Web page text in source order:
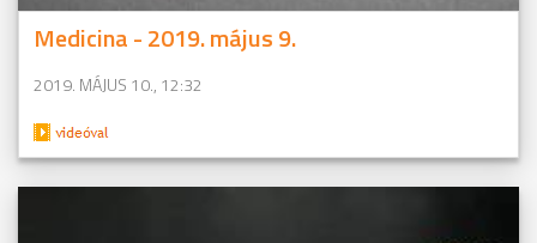
Medicina - 2019. május 9.
2019. MÁJUS 10., 12:32